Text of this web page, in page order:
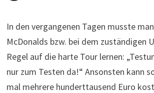
In den vergangenen Tagen musste
McDonalds bzw. bei dem zuständigen
Regel auf die harte Tour lernen:
nur zum Testen da!“ Ansonsten kann
mal mehrere hunderttausend Euro